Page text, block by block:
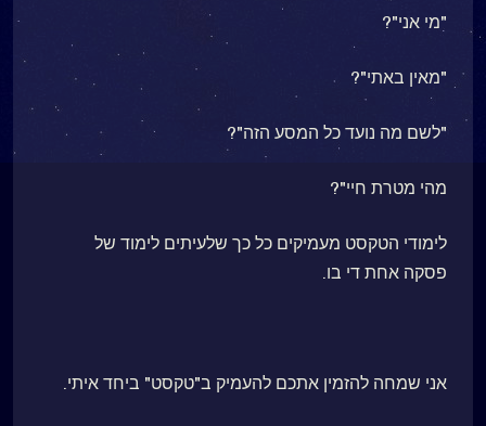
"מי אני"?
"מאין באתי"?
"לשם מה נועד כל המסע הזה"?
מהי מטרת חיי"?
לימודי הטקסט מעמיקים כל כך שלעיתים לימוד של
פסקה אחת די בו.
אני שמחה להזמין אתכם להעמיק ב"טקסט" ביחד איתי.